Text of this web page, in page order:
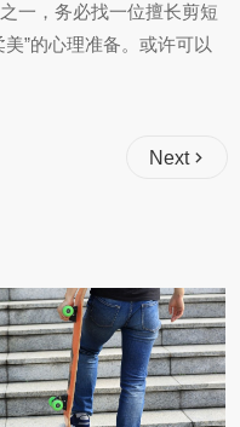
一，务必找一位擅长剪短
”的心理准备。或许可以
Next